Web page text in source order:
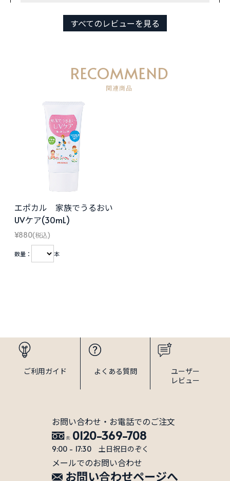
られる、ミルクタイプやジェルタイプに比べる
とから、手軽に使えるのが嬉しい特徴です。
ぜひ、これからもよろしくお願いいたします。
ゆのみかあさん様
おすすめ度：
プレゼント用に購入しました。
夏場のプレゼント用によく利用しています。
絵も可愛く気にいっています。
お店からのコメント
2018年11月30日
ポンプ式で大容量で気にいっています。
蓋の開け締めの手間がないので、急いでいる時は助
かります。
外で作業をする親にもプレゼントで購入しました。
すべてのレビューを見る
RECOMMEND
関連商品
エポカル 家族でうるおい
UVケア(30mL)
¥880(税込)
数量： 本
ご利用ガイド よくある質問
ユーザー
レビュー
お問い合わせ・お電話でのご注文
0120-369-708
9:00 - 17:30 土日祝日のぞく
メールでのお問い合わせ
お問い合わせページへ